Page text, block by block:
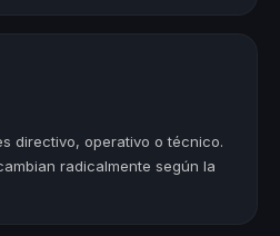
directivo, operativo o técnico.
radicalmente según la